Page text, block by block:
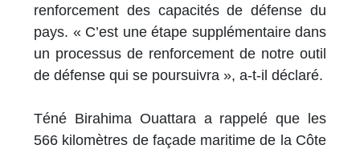
renforcement des capacités de défense du
pays. « C’est une étape supplémentaire dans
un processus de renforcement de notre outil
de défense qui se poursuivra », a-t-il déclaré.
Téné Birahima Ouattara a rappelé que les
566 kilomètres de façade maritime de la Côte